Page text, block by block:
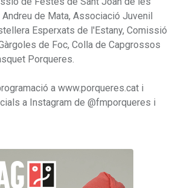
de Mata, Associació Juvenil
Esperxats de l'Estany, Comissió
de Foc, Colla de Capgrossos
Porqueres.
a www.porqueres.cat i
a Instagram de @fmporqueres i